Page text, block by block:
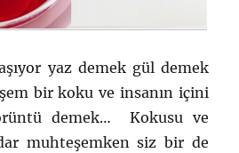
yaz demek gül demek
bir koku ve insanın içini
demek… Kokusu ve
muhteşemken siz bir de